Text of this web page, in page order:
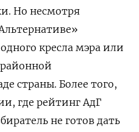
Но несмотря
кресла мэра или
районной
страны. Более того,
где рейтинг АдГ
не готов дать